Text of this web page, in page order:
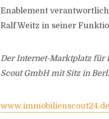
Enablement
Ralf Weitz in seiner
Der Internet-Marktplatz
Scout GmbH mit Sitz in
www.immobilienscout24.de